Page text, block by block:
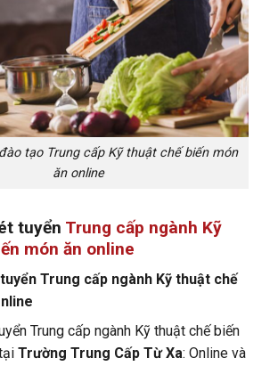
tạo Trung cấp Kỹ thuật chế biến món
ăn online
tuyển Trung cấp ngành Kỹ
món ăn online
Trung cấp ngành Kỹ thuật chế
Trung cấp ngành Kỹ thuật chế biến
Trường Trung Cấp Từ Xa: Online và